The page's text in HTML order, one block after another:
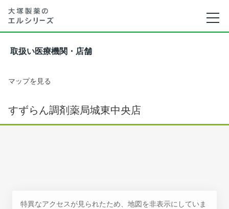
取扱い医療機関・店舗
マップを見る
すずらん調剤薬局城東中央店
特異なアクセスが見られたため、地図を非表示にしていま